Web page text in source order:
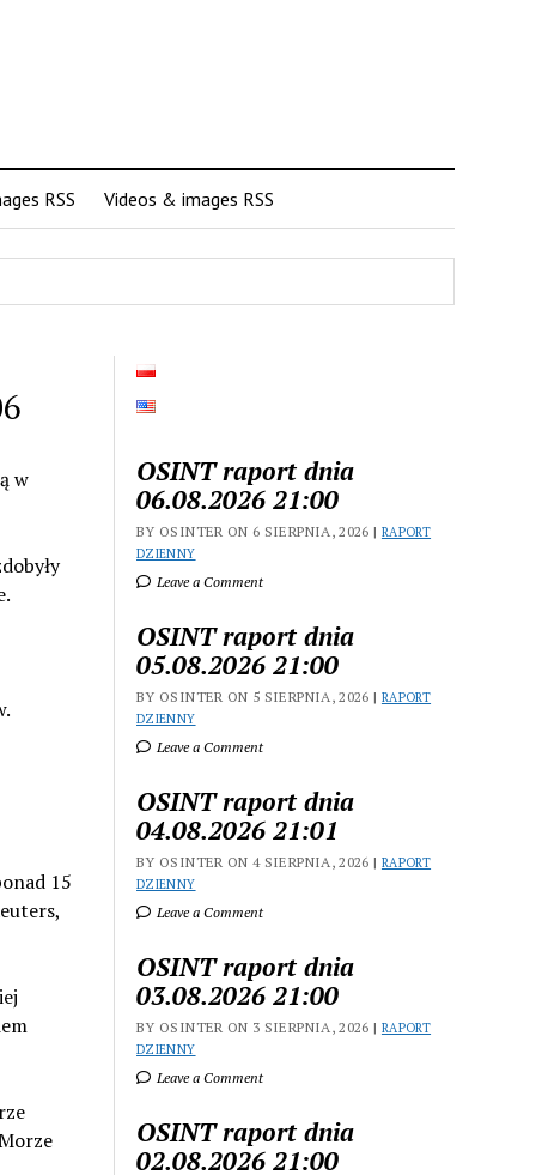
RSS Videos & images RSS
w
15
OSINT raport dnia
06.08.2026 21:00
BY OSINTER ON 6 SIERPNIA, 2026 | RAPORT
DZIENNY
Leave a Comment
OSINT raport dnia
05.08.2026 21:00
BY OSINTER ON 5 SIERPNIA, 2026 | RAPORT
DZIENNY
Leave a Comment
OSINT raport dnia
04.08.2026 21:01
BY OSINTER ON 4 SIERPNIA, 2026 | RAPORT
DZIENNY
Leave a Comment
OSINT raport dnia
03.08.2026 21:00
BY OSINTER ON 3 SIERPNIA, 2026 | RAPORT
DZIENNY
Leave a Comment
OSINT raport dnia
02.08.2026 21:00